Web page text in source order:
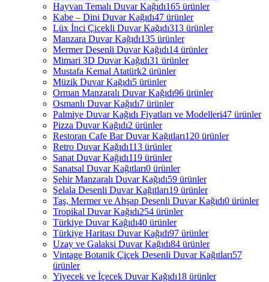
Hayvan Temalı Duvar Kağıdı165 ürünler
Kabe – Dini Duvar Kağıdı47 ürünler
Lüx İnci Çicekli Duvar Kağıdı313 ürünler
Manzara Duvar Kağıdı135 ürünler
Mermer Desenli Duvar Kağıdı14 ürünler
Mimari 3D Duvar Kağıdı31 ürünler
Mustafa Kemal Atatürk2 ürünler
Müzik Duvar Kağıdı5 ürünler
Orman Manzaralı Duvar Kağıdı96 ürünler
Osmanlı Duvar Kağıdı7 ürünler
Palmiye Duvar Kağıdı Fiyatları ve Modelleri47 ürünler
Pizza Duvar Kağıdı2 ürünler
Restoran Cafe Bar Duvar Kağıtları120 ürünler
Retro Duvar Kağıdı113 ürünler
Sanat Duvar Kağıdı119 ürünler
Sanatsal Duvar Kağıtları0 ürünler
Şehir Manzaralı Duvar Kağıdı59 ürünler
Şelala Desenli Duvar Kağıtları19 ürünler
Taş, Mermer ve Ahşap Desenli Duvar Kağıdı0 ürünler
Tropikal Duvar Kağıdı254 ürünler
Türkiye Duvar Kağıdı40 ürünler
Türkiye Haritası Duvar Kağıdı97 ürünler
Uzay ve Galaksi Duvar Kağıdı84 ürünler
Vintage Botanik Çiçek Desenli Duvar Kağıtları57
ürünler
Yiyecek ve İçecek Duvar Kağıdı18 ürünler